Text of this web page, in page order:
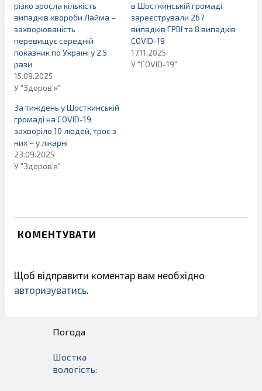
різко зросла кількість
випадків хвороби Лайма –
захворюваність
перевищує середній
показник по Україні у 2,5
рази
15.09.2025
У "Здоров'я"
в Шосткинській громаді
зареєстрували 267
випадків ГРВІ та 8 випадків
COVID-19
17.11.2025
У "COVID-19"
За тиждень у Шосткинській
громаді на COVID-19
захворіло 10 людей, троє з
них – у лікарні
23.09.2025
У "Здоров'я"
КОМЕНТУВАТИ
Щоб відправити коментар вам необхідно
авторизуватись.
Погода
Шостка
вологість: